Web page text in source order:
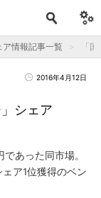
ア情報記事一覧 「
2016年4月12日
シェア
あった同市場。
ア1位獲得のベン